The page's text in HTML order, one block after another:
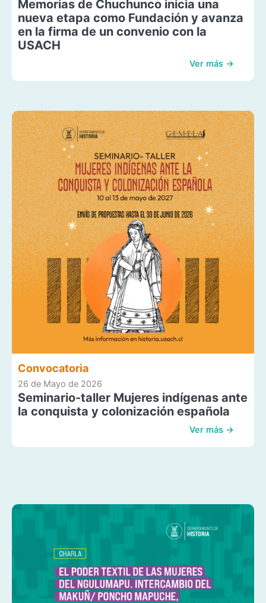
Memorias de Chuchunco inicia una
nueva etapa como Fundación y avanza
en la firma de un convenio con la
USACH
Ver más →
Convocatoria
26 de Mayo de 2026
Seminario-taller Mujeres indígenas ante
la conquista y colonización española
Ver más →